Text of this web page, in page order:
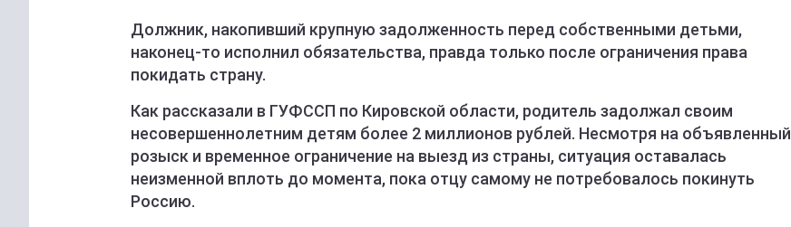
Должник, накопивший крупную задолженность перед собственными детьми,
наконец-то исполнил обязательства, правда только после ограничения права
покидать страну.
Как рассказали в ГУФССП по Кировской области, родитель задолжал своим
несовершеннолетним детям более 2 миллионов рублей. Несмотря на объявленный
розыск и временное ограничение на выезд из страны, ситуация оставалась
неизменной вплоть до момента, пока отцу самому не потребовалось покинуть
Россию.